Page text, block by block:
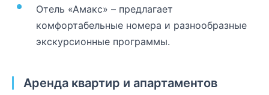
Отель «Амакс» – предлагает
комфортабельные номера и разнообразные
экскурсионные программы.
Аренда квартир и апартаментов